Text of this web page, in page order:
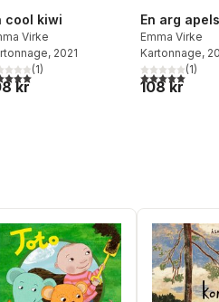
cool kiwi
Virke
, 2021
utav 5 stjärnor. Totalt antal röster:
(1)
kr
En arg
Emma Virke
Kartonnage,
5,0utav 5(1)
108 kr